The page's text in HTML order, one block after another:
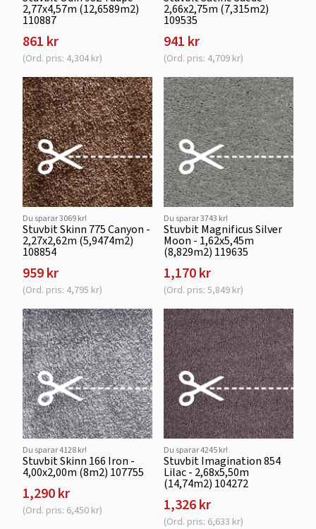
2,77x4,57m (12,6589m2)
110887
861 kr
(Ord. pris: 4,304 kr)
2,66x2,75m (7,315m2)
109535
941 kr
(Ord. pris: 4,709 kr)
Du sparar 3069 kr!
Stuvbit Skinn 775 Canyon -
2,27x2,62m (5,9474m2)
108854
959 kr
(Ord. pris: 4,795 kr)
Du sparar 3743 kr!
Stuvbit Magnificus Silver
Moon - 1,62x5,45m
(8,829m2) 119635
1,170 kr
(Ord. pris: 5,849 kr)
Du sparar 4128 kr!
Stuvbit Skinn 166 Iron -
4,00x2,00m (8m2) 107755
1,290 kr
(Ord. pris: 6,450 kr)
Du sparar 4245 kr!
Stuvbit Imagination 854
Lilac - 2,68x5,50m
(14,74m2) 104272
1,326 kr
(Ord. pris: 6,633 kr)